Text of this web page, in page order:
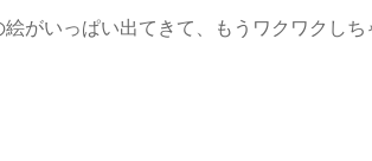
絵がいっぱい出てきて、もうワクワクしち